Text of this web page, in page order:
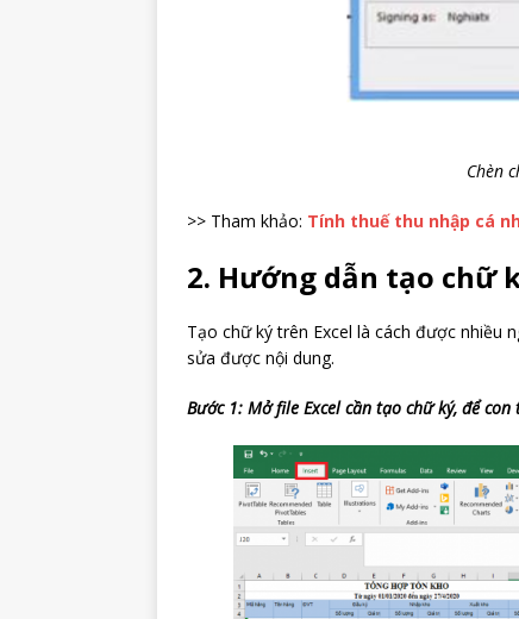
Chèn
>> Tham khảo: Tính thuế thu nhập cá
2. Hướng dẫn tạo chữ
Tạo chữ ký trên Excel là cách được nhiều
sửa được nội dung.
Bước 1: Mở file Excel cần tạo chữ ký, để